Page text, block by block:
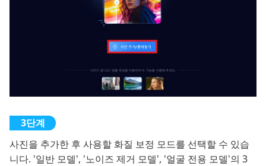
사진을 추가한 후 사용할 화질 보정 모드를 선택할 수 있습
니다. '일반 모델', '노이즈 제거 모델', '얼굴 전용 모델'의 3